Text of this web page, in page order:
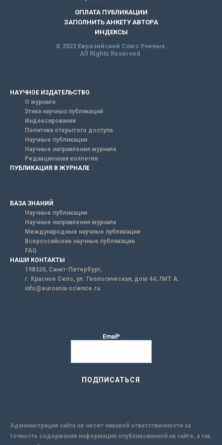
ОПЛАТА ПУБЛИКАЦИИ
ЗАПОЛНИТЬ АНКЕТУ АВТОРА
ИНДЕКСЫ
© 2022 Евразийский Союз Ученых.
All Rights Reserved.
НАУЧНОЕ ИЗДАТЕЛЬСТВО
О журнале
Этика научных публикаций
Индексирование
Политика открытого доступа
Научные публикации
Научные направления журнала
Редакционная коллегия
ПУБЛИКАЦИЯ В ЖУРНАЛЕ
БАЗА ЗНАНИЙ
Научные публикации
Научные направления журнала
Международные научные публикации
Всероссийские научные публикации
FAQ
НАШИ КОНТАКТЫ
198320, Санкт-Петербург,
г. Красное Село, ул. Геологическая, дом 44, ЛИТ А.
info@euroasia-science.ru
Email*
Администрация сайта не несет никакой ответственности за
точность содержания информации опубликованной на сайте, а так